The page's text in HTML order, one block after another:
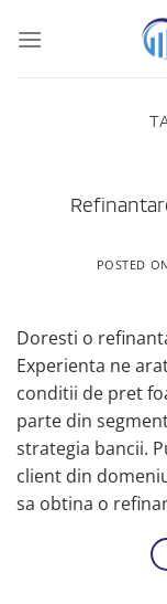
POSTED
Doresti o
Experienta ne
conditii de pret
parte din
strategia bancii.
client din
sa obtina o